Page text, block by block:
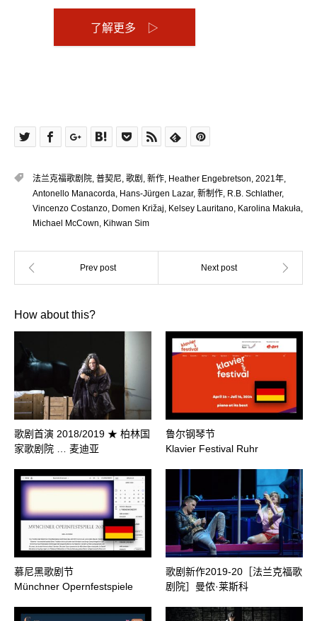
了解更多 ▷
法兰克福歌剧院, 普契尼, 歌剧 , 新作, Heather Engebretson, 2021年,
Antonello Manacorda, Hans-Jürgen Lazar, 新制作, R.B. Schlather,
Vincenzo Costanzo, Domen Križaj, Kelsey Lauritano, Karolina Makuła,
Michael McCown, Kihwan Sim
How about this?
歌剧首演 2018/2019 ★ 柏林国
家歌剧院 … 麦迪亚
鲁尔钢琴节
Klavier Festival Ruhr
慕尼黑歌剧节
Münchner Opernfestspiele
歌剧新作2019-20［法兰克福歌
剧院］曼侬·莱斯科